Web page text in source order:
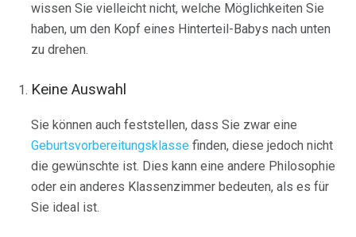
wissen Sie vielleicht nicht, welche Möglichkeiten Sie
haben, um den Kopf eines Hinterteil-Babys nach unten
zu drehen.
Keine Auswahl
Sie können auch feststellen, dass Sie zwar eine
Geburtsvorbereitungsklasse finden, diese jedoch nicht
die gewünschte ist. Dies kann eine andere Philosophie
oder ein anderes Klassenzimmer bedeuten, als es für
Sie ideal ist.